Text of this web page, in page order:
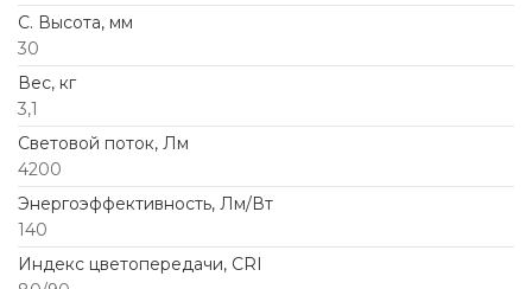
C. Высота, мм
30
Вес, кг
3,1
Световой поток, Лм
4200
Энергоэффективность, Лм/Вт
140
Индекс цветопередачи, CRI